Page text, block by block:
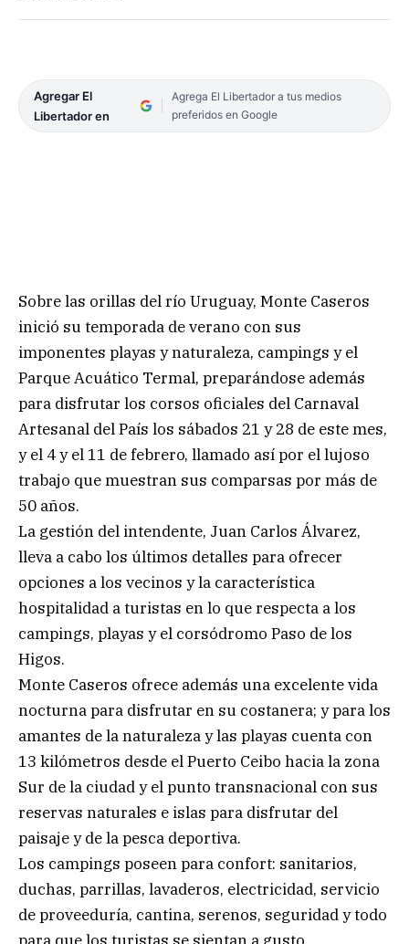
Agregar El
Libertador en
Agrega El Libertador a tus medios
preferidos en Google
Sobre las orillas del río Uruguay, Monte Caseros
inició su temporada de verano con sus
imponentes playas y naturaleza, campings y el
Parque Acuático Termal, preparándose además
para disfrutar los corsos oficiales del Carnaval
Artesanal del País los sábados 21 y 28 de este mes,
y el 4 y el 11 de febrero, llamado así por el lujoso
trabajo que muestran sus comparsas por más de
50 años.
La gestión del intendente, Juan Carlos Álvarez,
lleva a cabo los últimos detalles para ofrecer
opciones a los vecinos y la característica
hospitalidad a turistas en lo que respecta a los
campings, playas y el corsódromo Paso de los
Higos.
Monte Caseros ofrece además una excelente vida
nocturna para disfrutar en su costanera; y para los
amantes de la naturaleza y las playas cuenta con
13 kilómetros desde el Puerto Ceibo hacia la zona
Sur de la ciudad y el punto transnacional con sus
reservas naturales e islas para disfrutar del
paisaje y de la pesca deportiva.
Los campings poseen para confort: sanitarios,
duchas, parrillas, lavaderos, electricidad, servicio
de proveeduría, cantina, serenos, seguridad y todo